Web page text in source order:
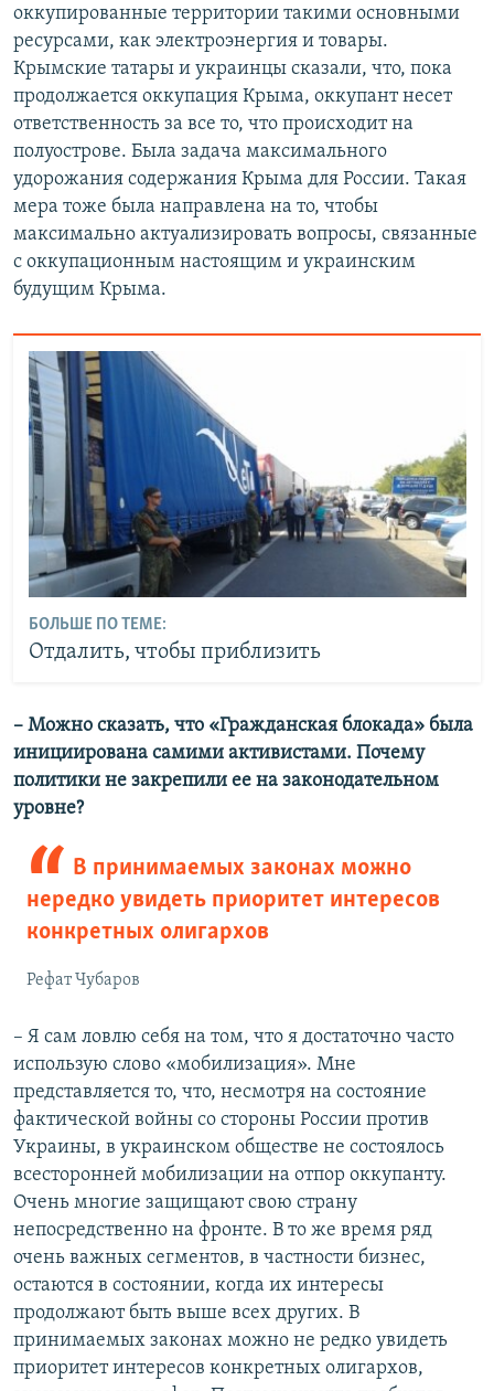
оккупированные территории такими основными
ресурсами, как электроэнергия и товары.
Крымские татары и украинцы сказали, что, пока
продолжается оккупация Крыма, оккупант несет
ответственность за все то, что происходит на
полуострове. Была задача максимального
удорожания содержания Крыма для России. Такая
мера тоже была направлена на то, чтобы
максимально актуализировать вопросы, связанные
с оккупационным настоящим и украинским
будущим Крыма.
БОЛЬШЕ ПО ТЕМЕ:
Отдалить, чтобы приблизить
– Можно сказать, что «Гражданская блокада» была
инициирована самими активистами. Почему
политики не закрепили ее на законодательном
уровне?
В принимаемых законах можно
нередко увидеть приоритет интересов
конкретных олигархов
Рефат Чубаров
–​ Я сам ловлю себя на том, что я достаточно часто
использую слово «мобилизация». Мне
представляется то, что, несмотря на состояние
фактической войны со стороны России против
Украины, в украинском обществе не состоялось
всесторонней мобилизации на отпор оккупанту.
Очень многие защищают свою страну
непосредственно на фронте. В то же время ряд
очень важных сегментов, в частности бизнес,
остаются в состоянии, когда их интересы
продолжают быть выше всех других. В
принимаемых законах можно не редко увидеть
приоритет интересов конкретных олигархов,